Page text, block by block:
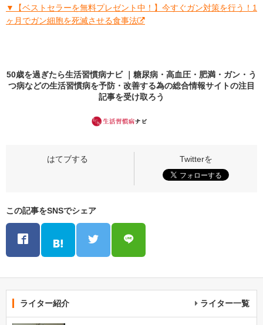
▼【ベストセラーを無料プレゼント中！】今すぐガン対策を行う！1
ヶ月でガン細胞を死滅させる食事法
50歳を過ぎたら生活習慣病ナビ ｜糖尿病・高血圧・肥満・ガン・う
つ病などの生活習慣病を予防・改善する為の総合情報サイトの注目
記事を受け取ろう
この記事をSNSでシェア
ライター紹介 ライター一覧